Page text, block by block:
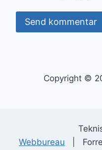
Copyright ©
Webbureau |